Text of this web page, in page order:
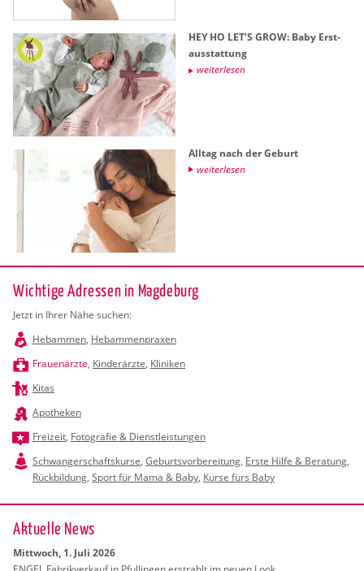
HEY HO LET’S GROW: Baby Erst­
aus­stat­tung
wei­ter­le­sen
All­tag nach der Ge­burt
wei­ter­le­sen
Wichtige Adressen in Magdeburg
Jetzt in Ihrer Nähe suchen:
Hebammen, Hebammenpraxen
Frauenärzte, Kinderärzte, Kliniken
Kitas
Apotheken
Freizeit, Fotografie & Dienstleistungen
Schwangerschaftskurse, Geburtsvorbereitung, Erste Hilfe & Beratung,
Rückbildung, Sport für Mama & Baby, Kurse fürs Baby
Ak­tu­el­le News
Mitt­woch, 1. Juli 2026